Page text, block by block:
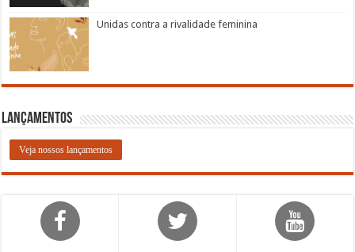
Unidas contra a rivalidade feminina
Lançamentos
Veja nossos lançamentos